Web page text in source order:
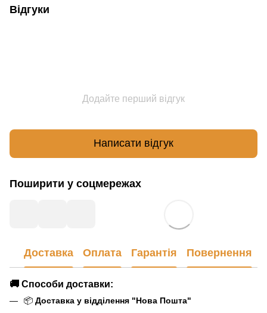
Відгуки
Додайте перший відгук
Написати відгук
Поширити у соцмережах
Доставка Оплата Гарантія Повернення
🚚 Способи доставки:
📦 Доставка у відділення "Нова Пошта"